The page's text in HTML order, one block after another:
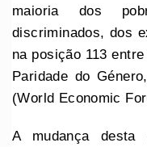
maioria dos
discriminados, dos
na posição 113
Paridade do
(World Economic
A mudança desta